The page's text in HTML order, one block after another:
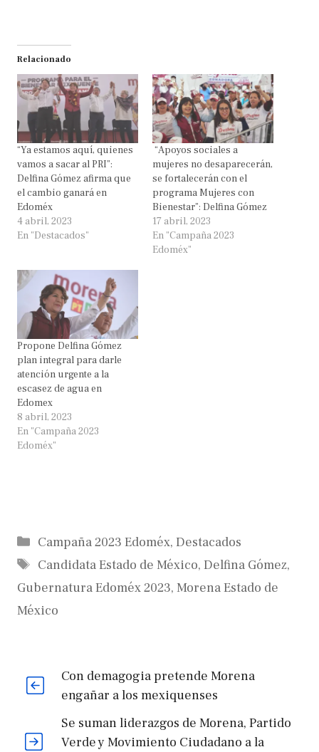
Relacionado
“Ya estamos aquí, quienes
vamos a sacar al PRI”:
Delfina Gómez afirma que
el cambio ganará en
Edoméx
4 abril, 2023
En "Destacados"
“Apoyos sociales a
mujeres no desaparecerán,
se fortalecerán con el
programa Mujeres con
Bienestar”: Delfina Gómez
17 abril, 2023
En "Campaña 2023
Edoméx"
Propone Delfina Gómez
plan integral para darle
atención urgente a la
escasez de agua en
Edomex
8 abril, 2023
En "Campaña 2023
Edoméx"
Categorías
Campaña 2023 Edoméx, Destacados
Etiquetas
Candidata Estado de México, Delfina Gómez,
Gubernatura Edoméx 2023, Morena Estado de
México
Con demagogia pretende Morena
engañar a los mexiquenses
Se suman liderazgos de Morena, Partido
Verde y Movimiento Ciudadano a la